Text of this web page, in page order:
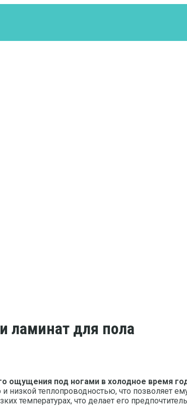
ламинат для пола
ощущения под ногами в холодное время
низкой теплопроводностью, что позволяет
температурах, что делает его